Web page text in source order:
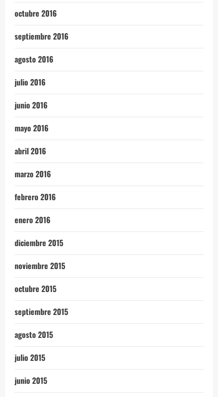
octubre 2016
septiembre 2016
agosto 2016
julio 2016
junio 2016
mayo 2016
abril 2016
marzo 2016
febrero 2016
enero 2016
diciembre 2015
noviembre 2015
octubre 2015
septiembre 2015
agosto 2015
julio 2015
junio 2015